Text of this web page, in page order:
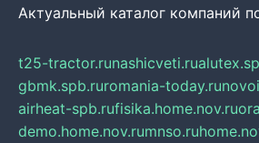
Актуальный каталог компаний
t25-tractor.runashicveti.ru
gbmk.spb.ruromania-today.ru
airheat-spb.rufisika.home.nov.ru
demo.home.nov.rumnso.ru